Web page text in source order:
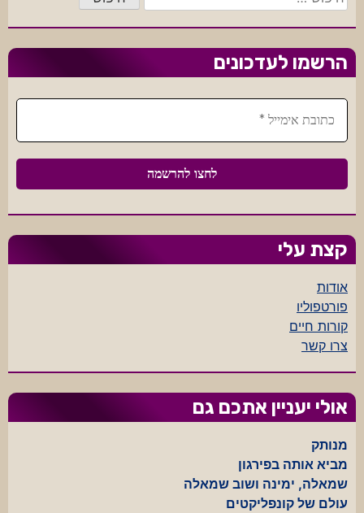
הרשמו לעדכונים
קצת עלי
אודות
פורטפוליו
קורות חיים
צרו קשר
אולי יעניין אתכם גם
מנותק
מביא אותה בפירגון
שמאלה, ימינה ושוב שמאלה
עולם של קונפליקטים